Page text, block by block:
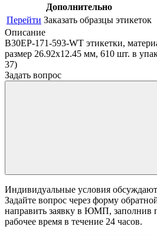
Дополнительно
Перейти Заказать образцы этикеток
Описание
B30EP-171-593-WT этикетки,
размер 26.92х12.45 мм, 610 шт. в
37)
Задать вопрос
Индивидуальные условия
Задайте вопрос через форму
направить заявку в ЮМП, заполнив
рабочее время в течение 24 часов.